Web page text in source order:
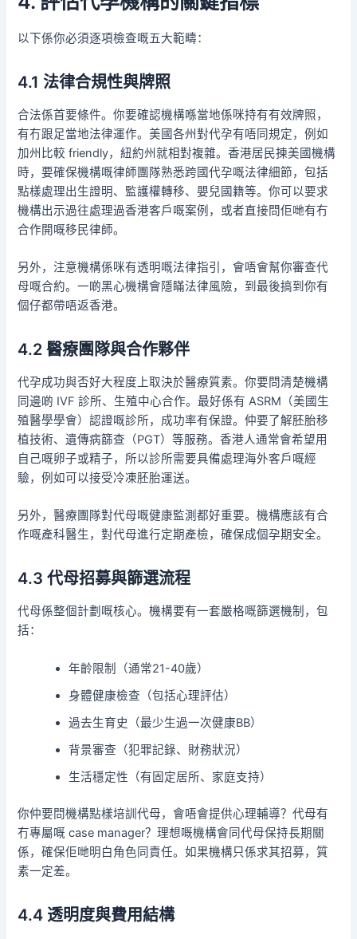
以下係你必須逐項檢查嘅五大範疇：
4.1 法律合規性與牌照
合法係首要條件。你要確認機構喺當地係咪持有有效牌照，
有冇跟足當地法律運作。美國各州對代孕有唔同規定，例如
加州比較 friendly，紐約州就相對複雜。香港居民揀美國機構
時，要確保機構嘅律師團隊熟悉跨國代孕嘅法律細節，包括
點樣處理出生證明、監護權轉移、嬰兒國籍等。你可以要求
機構出示過往處理過香港客戶嘅案例，或者直接問佢哋有冇
合作開嘅移民律師。
另外，注意機構係咪有透明嘅法律指引，會唔會幫你審查代
母嘅合約。一啲黑心機構會隱瞞法律風險，到最後搞到你有
個仔都帶唔返香港。
4.2 醫療團隊與合作夥伴
代孕成功與否好大程度上取決於醫療質素。你要問清楚機構
同邊啲 IVF 診所、生殖中心合作。最好係有 ASRM（美國生
殖醫學學會）認證嘅診所，成功率有保證。仲要了解胚胎移
植技術、遺傳病篩查（PGT）等服務。香港人通常會希望用
自己嘅卵子或精子，所以診所需要具備處理海外客戶嘅經
驗，例如可以接受冷凍胚胎運送。
另外，醫療團隊對代母嘅健康監測都好重要。機構應該有合
作嘅產科醫生，對代母進行定期產檢，確保成個孕期安全。
4.3 代母招募與篩選流程
代母係整個計劃嘅核心。機構要有一套嚴格嘅篩選機制，包
括：
年齡限制（通常21-40歲）
身體健康檢查（包括心理評估）
過去生育史（最少生過一次健康BB）
背景審查（犯罪記錄、財務狀況）
生活穩定性（有固定居所、家庭支持）
你仲要問機構點樣培訓代母，會唔會提供心理輔導？代母有
冇專屬嘅 case manager？理想嘅機構會同代母保持長期關
係，確保佢哋明白角色同責任。如果機構只係求其招募，質
素一定差。
4.4 透明度與費用結構